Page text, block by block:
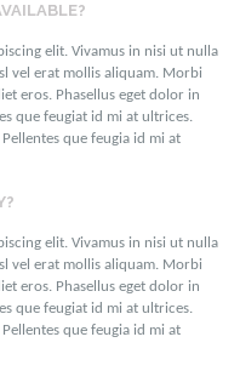
elit. Vivamus in nisi ut nulla
vel erat mollis aliquam. Morbi
eros. Phasellus eget dolor in
que feugiat id mi at ultrices.
que feugia id mi at
elit. Vivamus in nisi ut nulla
vel erat mollis aliquam. Morbi
eros. Phasellus eget dolor in
que feugiat id mi at ultrices.
que feugia id mi at